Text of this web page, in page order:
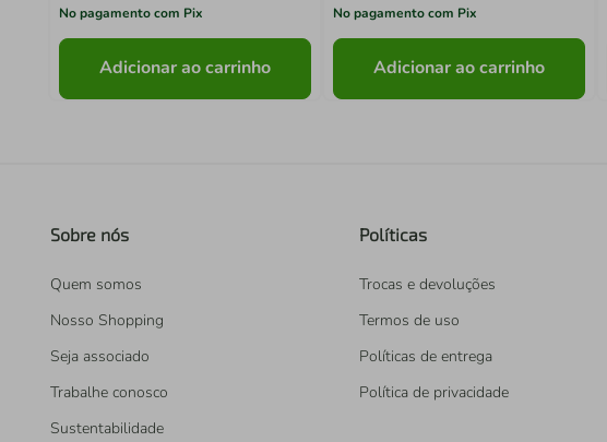
No pagamento com Pix
Adicionar ao carrinho
No pagamento com Pix
Adicionar ao carrinho
Sobre nós
Quem somos
Nosso Shopping
Seja associado
Trabalhe conosco
Sustentabilidade
Políticas
Trocas e devoluções
Termos de uso
Políticas de entrega
Política de privacidade